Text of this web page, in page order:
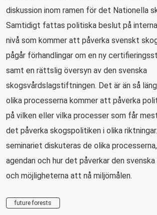
diskussion inom ramen för det Nationella
Samtidigt fattas politiska beslut på
nivå som kommer att påverka svenskt
pågår förhandlingar om en ny
samt en rättslig översyn av den svenska
skogsvårdslagstiftningen. Det är än så
olika processerna kommer att påverka
på vilken eller vilka processer som får
det påverka skogspolitiken i olika
seminariet diskuteras de olika
agendan och hur det påverkar den
och möjligheterna att nå miljömålen.
future forests